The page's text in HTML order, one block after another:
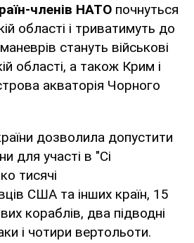
членів НАТО почнуться
області і триватимуть до
стануть військові
області, а також Крим і
акваторія Чорного
дозволила допустити
для участі в "Сі
тисячі
США та інших країн, 15
кораблів, два підводні
і чотири вертольоти.